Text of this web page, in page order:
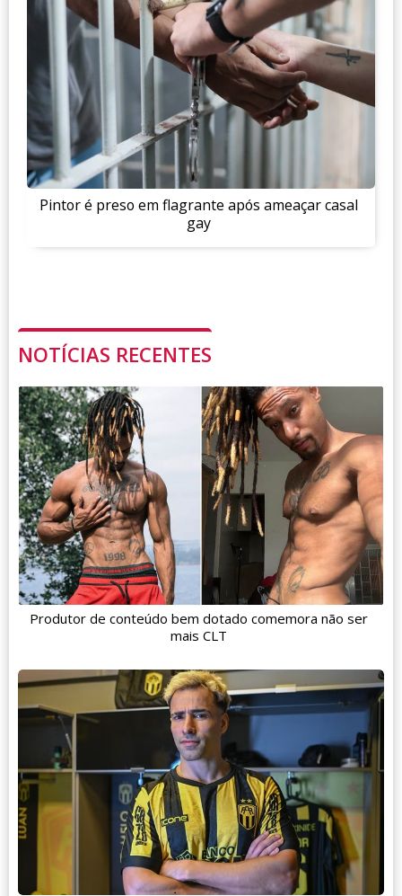
Pintor é preso em flagrante após ameaçar casal
gay
NOTÍCIAS RECENTES
Produtor de conteúdo bem dotado comemora não ser
mais CLT